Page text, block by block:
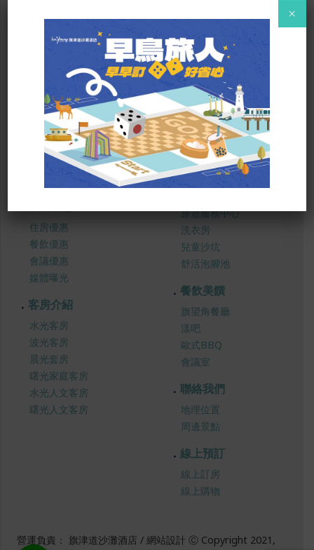
SITE MAP
關於我們
住房優惠
餐飲優惠
會議優惠
媒體曝光
客房介紹
水光客房
波光客房
晨光套房
曙光家庭客房
水光人文客房
曙光人文客房
服務設施
資訊中心
旅遊服務中心
洗衣房
兒童沙坑
舒活泡腳池
餐飲美饌
旗望角餐廳
漾吧
歐式BBQ
會議室
聯絡我們
地理位置
周邊景點
線上預訂
線上訂房
線上購物
營運負責： 旗津道沙灘酒店 / 網站設計 Ⓒ Copyright 2021,
×